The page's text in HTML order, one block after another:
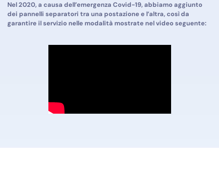
Nel 2020, a causa dell’emergenza Covid-19, abbiamo aggiunto
dei pannelli separatori tra una postazione e l’altra, così da
garantire il servizio nelle modalità mostrate nel video seguente: